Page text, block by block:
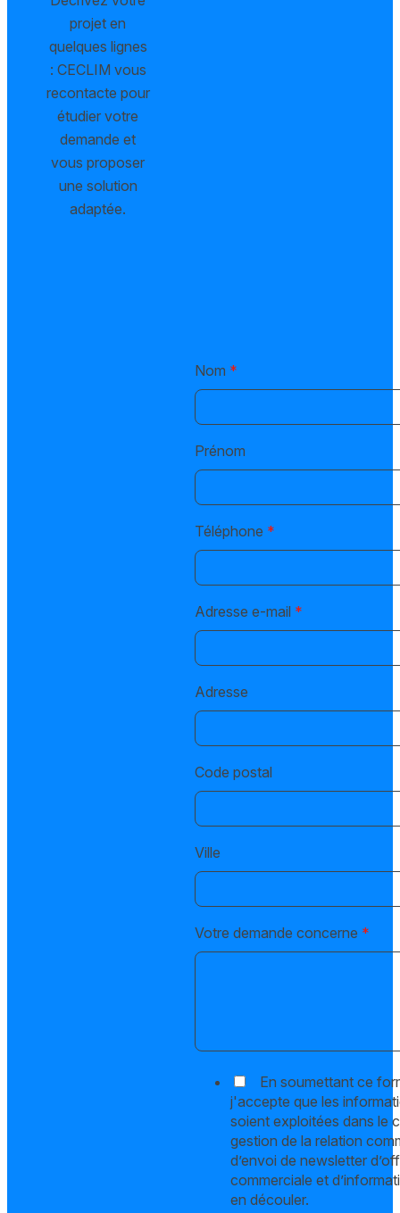
projet en
quelques lignes
: CECLIM vous
recontacte pour
étudier votre
demande et
vous proposer
une solution
adaptée.
Nom *
Prénom
Téléphone *
Adresse e-mail *
Adresse
Code postal
Ville
Votre demande concerne *
En soumettant ce
j'accepte que les
soient exploitées dans le
gestion de la relation
d’envoi de newsletter
commerciale et
en découler.